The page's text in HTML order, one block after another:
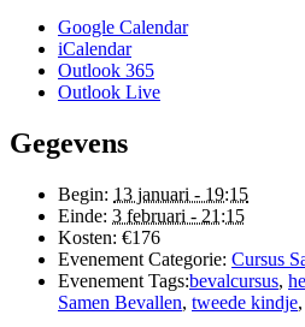
Google Calendar
iCalendar
Outlook 365
Outlook Live
Gegevens
Begin: 13 januari - 19:15
Einde: 3 februari - 21:15
Kosten: €176
Evenement Categorie: Cursus
Evenement Tags:bevalcursus,
Samen Bevallen, tweede kindje,